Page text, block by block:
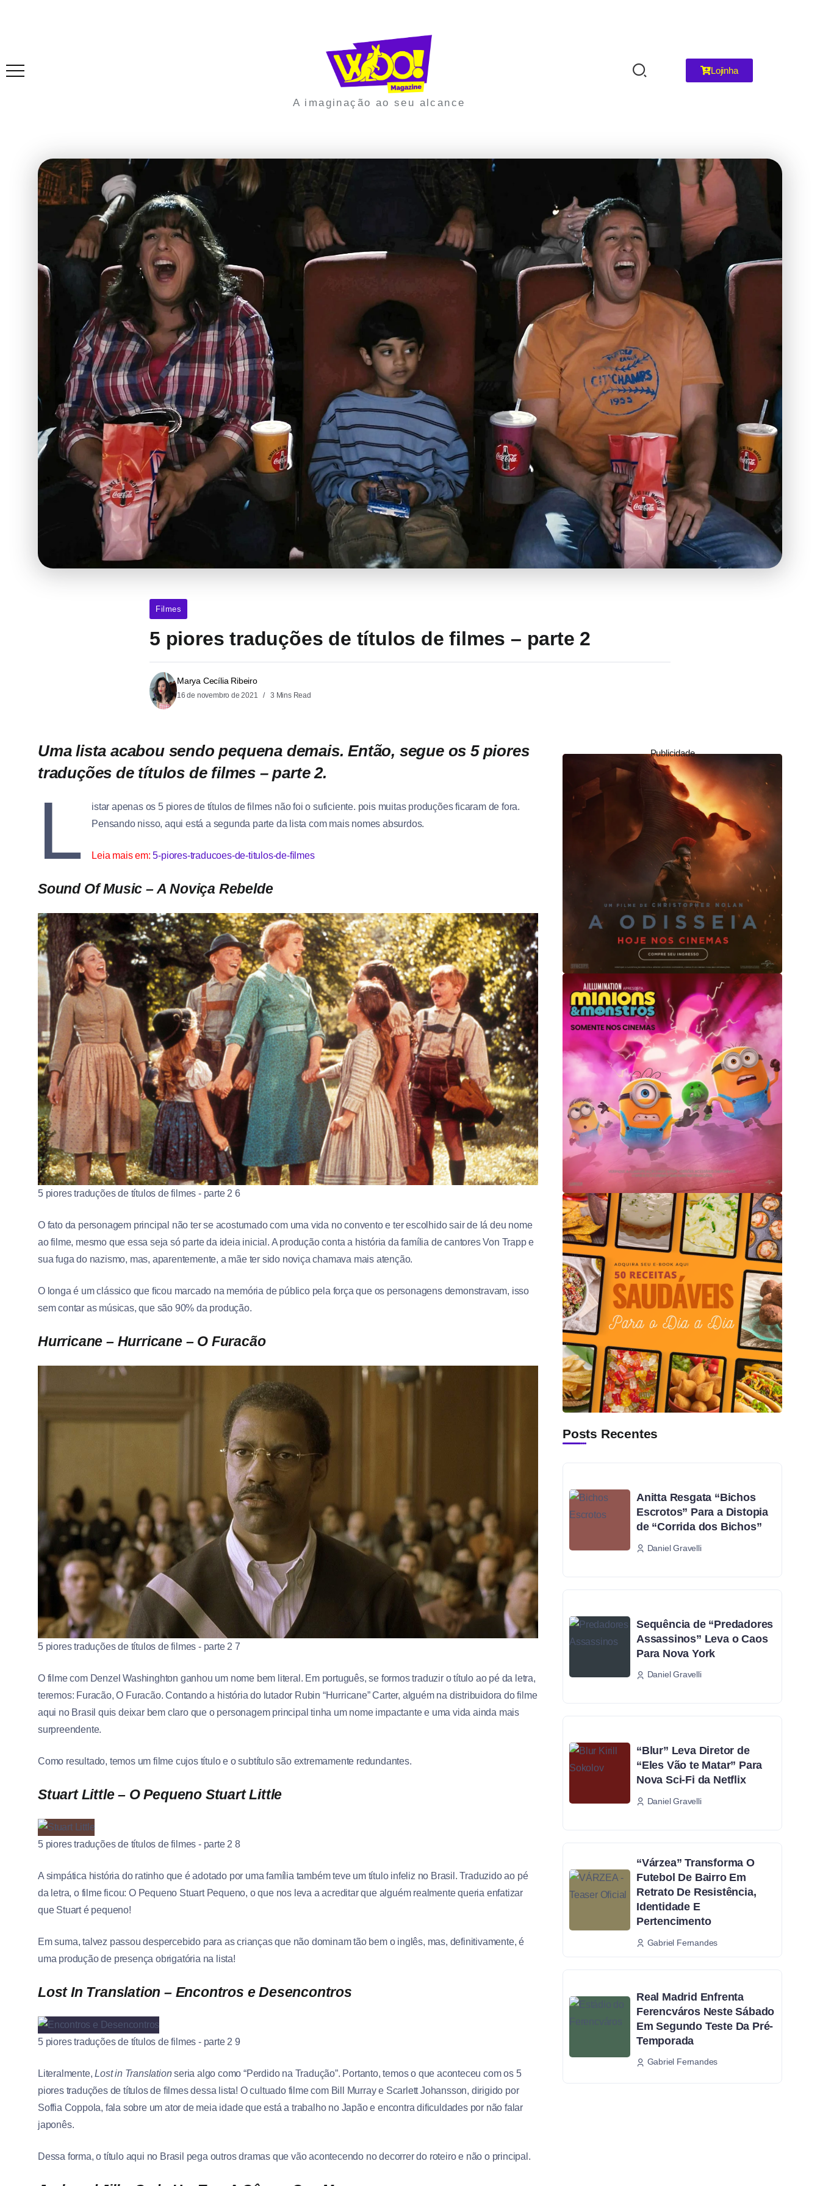
A imaginação ao seu alcance
Lojinha
Filmes
5 piores traduções de títulos de filmes – parte 2
Marya Cecília Ribeiro
16 de novembro de 2021 3 Mins Read
Uma lista acabou sendo pequena demais. Então, segue os 5 piores
traduções de títulos de filmes – parte 2.
L
istar apenas os 5 piores de títulos de filmes não foi o suficiente. pois muitas produções ficaram de fora.
Pensando nisso, aqui está a segunda parte da lista com mais nomes absurdos.
Leia mais em: 5-piores-traducoes-de-titulos-de-filmes
Sound Of Music – A Noviça Rebelde
5 piores traduções de títulos de filmes - parte 2 6
O fato da personagem principal não ter se acostumado com uma vida no convento e ter escolhido sair de lá deu nome
ao filme, mesmo que essa seja só parte da ideia inicial. A produção conta a história da família de cantores Von Trapp e
sua fuga do nazismo, mas, aparentemente, a mãe ter sido noviça chamava mais atenção.
O longa é um clássico que ficou marcado na memória de público pela força que os personagens demonstravam, isso
sem contar as músicas, que são 90% da produção.
Hurricane – Hurricane – O Furacão
5 piores traduções de títulos de filmes - parte 2 7
O filme com Denzel Washinghton ganhou um nome bem literal. Em português, se formos traduzir o título ao pé da letra,
teremos: Furacão, O Furacão. Contando a história do lutador Rubin “Hurricane” Carter, alguém na distribuidora do filme
aqui no Brasil quis deixar bem claro que o personagem principal tinha um nome impactante e uma vida ainda mais
surpreendente.
Como resultado, temos um filme cujos título e o subtítulo são extremamente redundantes.
Stuart Little – O Pequeno Stuart Little
5 piores traduções de títulos de filmes - parte 2 8
A simpática história do ratinho que é adotado por uma família também teve um título infeliz no Brasil. Traduzido ao pé
da letra, o filme ficou: O Pequeno Stuart Pequeno, o que nos leva a acreditar que alguém realmente queria enfatizar
que Stuart é pequeno!
Em suma, talvez passou despercebido para as crianças que não dominam tão bem o inglês, mas, definitivamente, é
uma produção de presença obrigatória na lista!
Lost In Translation – Encontros e Desencontros
5 piores traduções de títulos de filmes - parte 2 9
Literalmente,Lost in Translationseria algo como “Perdido na Tradução”. Portanto, temos o que aconteceu com os 5
piores traduções de títulos de filmes dessa lista! O cultuado filme com Bill Murray e Scarlett Johansson, dirigido por
Soffia Coppola, fala sobre um ator de meia idade que está a trabalho no Japão e encontra dificuldades por não falar
japonês.
Dessa forma, o título aqui no Brasil pega outros dramas que vão acontecendo no decorrer do roteiro e não o principal.
Publicidade
Posts Recentes
Anitta Resgata “Bichos
Escrotos” Para a Distopia
de “Corrida dos Bichos”
Daniel Gravelli
Sequência de “Predadores
Assassinos” Leva o Caos
Para Nova York
Daniel Gravelli
“Blur” Leva Diretor de
“Eles Vão te Matar” Para
Nova Sci-Fi da Netflix
Daniel Gravelli
“Várzea” Transforma O
Futebol De Bairro Em
Retrato De Resistência,
Identidade E
Pertencimento
Gabriel Fernandes
Real Madrid Enfrenta
Ferencváros Neste Sábado
Em Segundo Teste Da Pré-
Temporada
Gabriel Fernandes